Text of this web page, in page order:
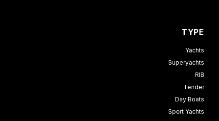
TYPE
Yachts
Superyachts
RIB
Tender
Day Boats
Sport Yachts